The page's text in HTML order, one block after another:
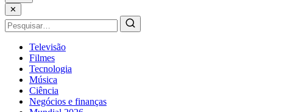
✕
Televisão
Filmes
Tecnologia
Música
Ciência
Negócios e finanças